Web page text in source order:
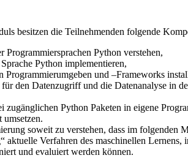
besitzen die Teilnehmenden folgende
Programmiersprachen Python verstehen,
Python implementieren,
Programmierumgeben und –Frameworks
den Datenzugriff und die Datenanalyse in
zugänglichen Python Paketen in eigene
soweit zu verstehen, dass im folgenden
aktuelle Verfahren des maschinellen Lernens,
und evaluiert werden können.